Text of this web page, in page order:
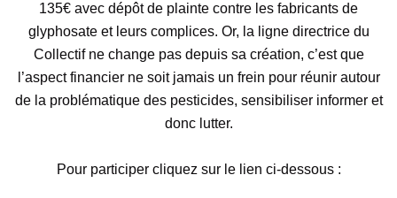
135€ avec dépôt de plainte contre les fabricants de
glyphosate et leurs complices. Or, la ligne directrice du
Collectif ne change pas depuis sa création, c’est que
l’aspect financier ne soit jamais un frein pour réunir autour
de la problématique des pesticides, sensibiliser informer et
donc lutter.
Pour participer cliquez sur le lien ci-dessous :